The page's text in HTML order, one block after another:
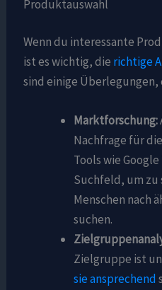
Produktauswahl
Wenn du interessante
ist es wichtig, die richtige
sind einige
Marktforschung:
Nachfrage für
Tools wie
Suchfeld, um zu
Menschen nach
suchen.
Zielgruppe ist
sie ansprechend